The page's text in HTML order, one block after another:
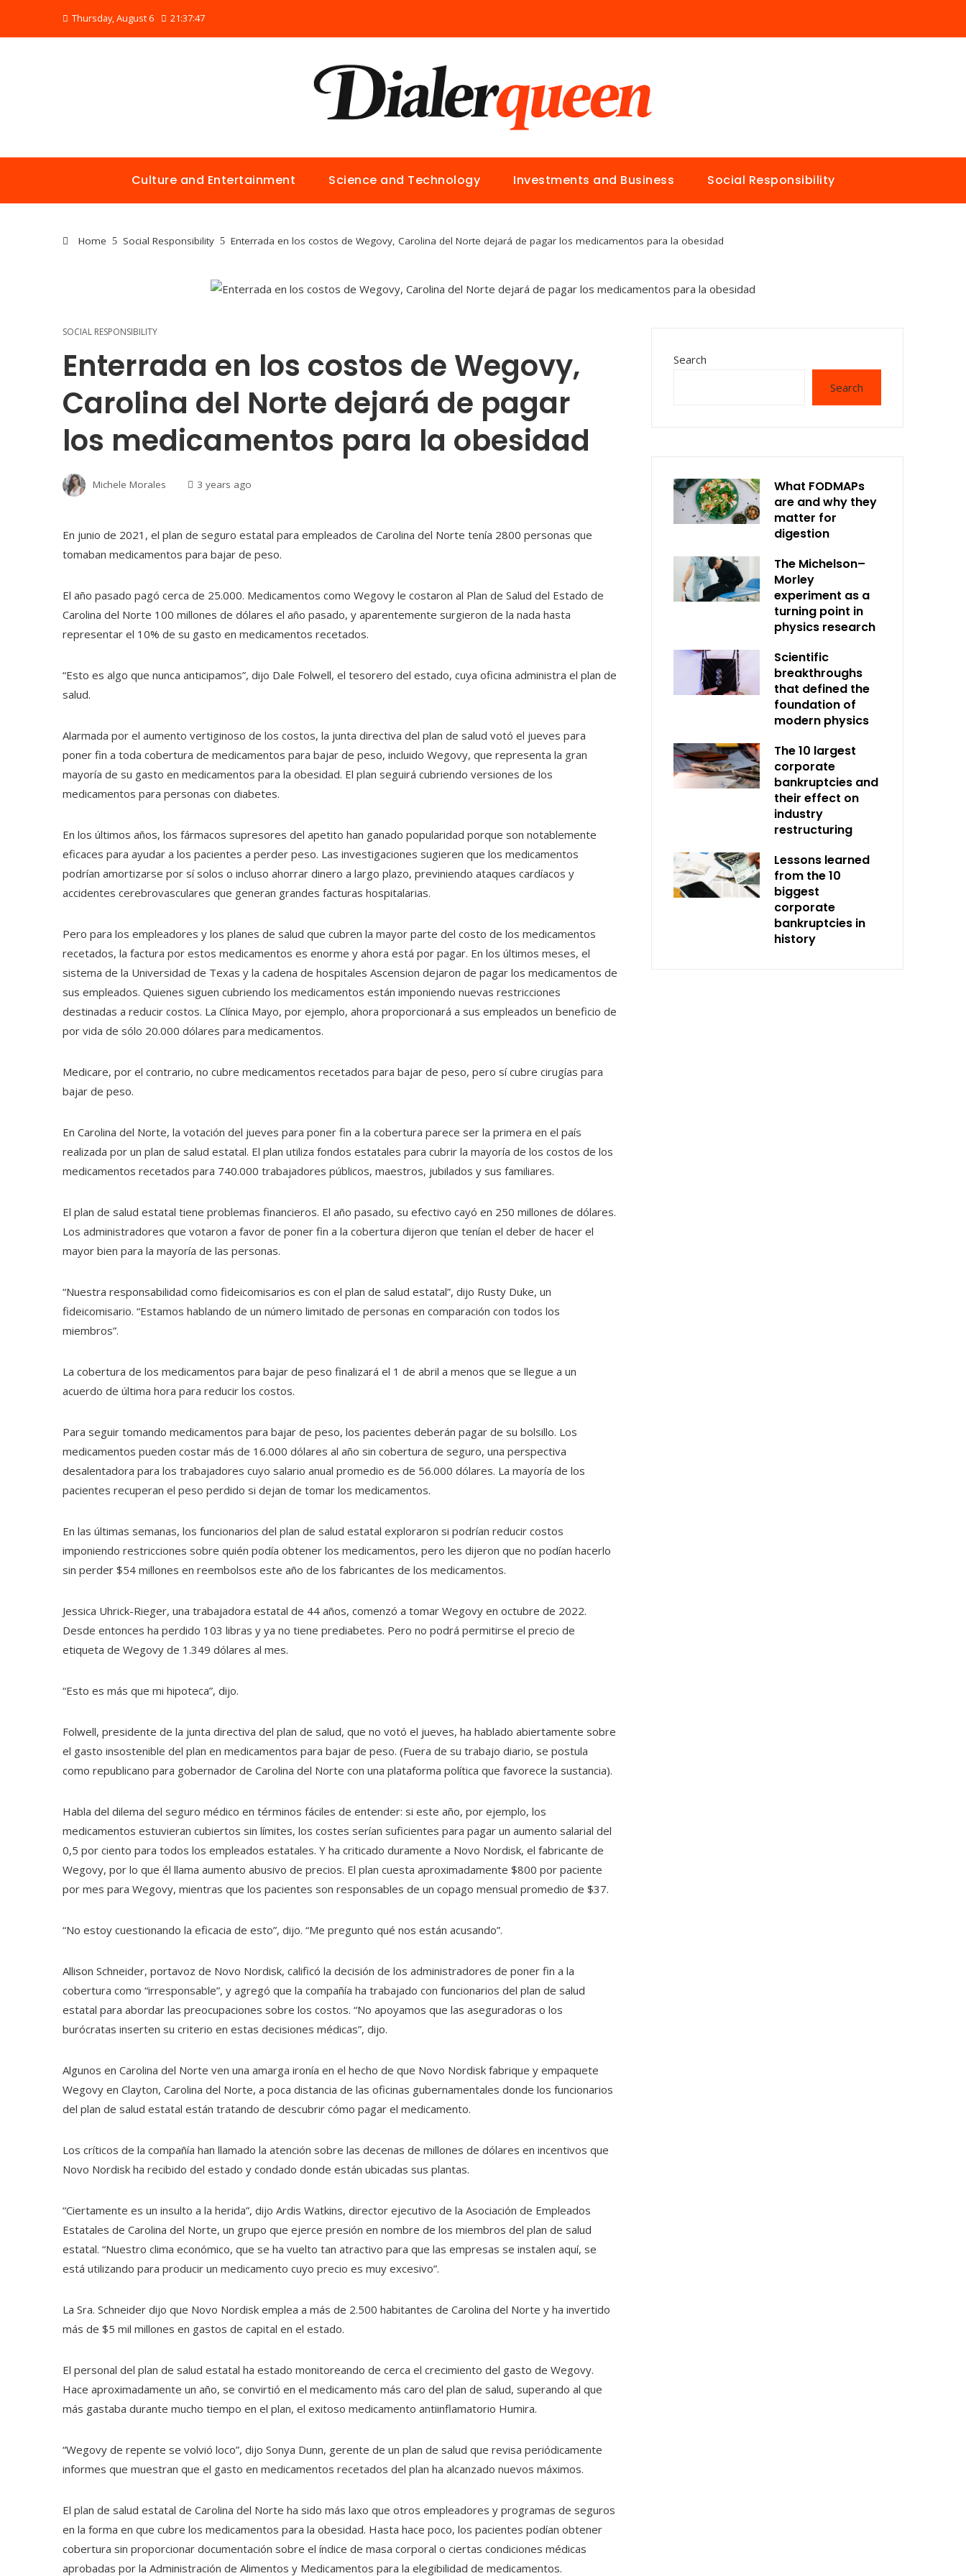
Thursday, August 6 21:37:48
Culture and Entertainment Science and Technology Investments and Business Social Responsibility
Home Social Responsibility Enterrada en los costos de Wegovy, Carolina del Norte dejará de pagar los medicamentos para la obesidad
SOCIAL RESPONSIBILITY
Enterrada en los costos de Wegovy,
Carolina del Norte dejará de pagar
los medicamentos para la obesidad
Michele Morales 3 years ago
En junio de 2021, el plan de seguro estatal para empleados de Carolina del Norte tenía 2800 personas que
tomaban medicamentos para bajar de peso.
El año pasado pagó cerca de 25.000. Medicamentos como Wegovy le costaron al Plan de Salud del Estado de
Carolina del Norte 100 millones de dólares el año pasado, y aparentemente surgieron de la nada hasta
representar el 10% de su gasto en medicamentos recetados.
“Esto es algo que nunca anticipamos”, dijo Dale Folwell, el tesorero del estado, cuya oficina administra el plan de
salud.
Alarmada por el aumento vertiginoso de los costos, la junta directiva del plan de salud votó el jueves para
poner fin a toda cobertura de medicamentos para bajar de peso, incluido Wegovy, que representa la gran
mayoría de su gasto en medicamentos para la obesidad. El plan seguirá cubriendo versiones de los
medicamentos para personas con diabetes.
En los últimos años, los fármacos supresores del apetito han ganado popularidad porque son notablemente
eficaces para ayudar a los pacientes a perder peso. Las investigaciones sugieren que los medicamentos
podrían amortizarse por sí solos o incluso ahorrar dinero a largo plazo, previniendo ataques cardíacos y
accidentes cerebrovasculares que generan grandes facturas hospitalarias.
Pero para los empleadores y los planes de salud que cubren la mayor parte del costo de los medicamentos
recetados, la factura por estos medicamentos es enorme y ahora está por pagar. En los últimos meses, el
sistema de la Universidad de Texas y la cadena de hospitales Ascension dejaron de pagar los medicamentos de
sus empleados. Quienes siguen cubriendo los medicamentos están imponiendo nuevas restricciones
destinadas a reducir costos. La Clínica Mayo, por ejemplo, ahora proporcionará a sus empleados un beneficio de
por vida de sólo 20.000 dólares para medicamentos.
Medicare, por el contrario, no cubre medicamentos recetados para bajar de peso, pero sí cubre cirugías para
bajar de peso.
En Carolina del Norte, la votación del jueves para poner fin a la cobertura parece ser la primera en el país
realizada por un plan de salud estatal. El plan utiliza fondos estatales para cubrir la mayoría de los costos de los
medicamentos recetados para 740.000 trabajadores públicos, maestros, jubilados y sus familiares.
El plan de salud estatal tiene problemas financieros. El año pasado, su efectivo cayó en 250 millones de dólares.
Los administradores que votaron a favor de poner fin a la cobertura dijeron que tenían el deber de hacer el
mayor bien para la mayoría de las personas.
“Nuestra responsabilidad como fideicomisarios es con el plan de salud estatal”, dijo Rusty Duke, un
fideicomisario. “Estamos hablando de un número limitado de personas en comparación con todos los
miembros”.
La cobertura de los medicamentos para bajar de peso finalizará el 1 de abril a menos que se llegue a un
acuerdo de última hora para reducir los costos.
Para seguir tomando medicamentos para bajar de peso, los pacientes deberán pagar de su bolsillo. Los
medicamentos pueden costar más de 16.000 dólares al año sin cobertura de seguro, una perspectiva
desalentadora para los trabajadores cuyo salario anual promedio es de 56.000 dólares. La mayoría de los
pacientes recuperan el peso perdido si dejan de tomar los medicamentos.
En las últimas semanas, los funcionarios del plan de salud estatal exploraron si podrían reducir costos
imponiendo restricciones sobre quién podía obtener los medicamentos, pero les dijeron que no podían hacerlo
sin perder $54 millones en reembolsos este año de los fabricantes de los medicamentos.
Jessica Uhrick-Rieger, una trabajadora estatal de 44 años, comenzó a tomar Wegovy en octubre de 2022.
Desde entonces ha perdido 103 libras y ya no tiene prediabetes. Pero no podrá permitirse el precio de
etiqueta de Wegovy de 1.349 dólares al mes.
“Esto es más que mi hipoteca”, dijo.
Folwell, presidente de la junta directiva del plan de salud, que no votó el jueves, ha hablado abiertamente sobre
el gasto insostenible del plan en medicamentos para bajar de peso. (Fuera de su trabajo diario, se postula
como republicano para gobernador de Carolina del Norte con una plataforma política que favorece la sustancia).
Habla del dilema del seguro médico en términos fáciles de entender: si este año, por ejemplo, los
medicamentos estuvieran cubiertos sin límites, los costes serían suficientes para pagar un aumento salarial del
0,5 por ciento para todos los empleados estatales. Y ha criticado duramente a Novo Nordisk, el fabricante de
Wegovy, por lo que él llama aumento abusivo de precios. El plan cuesta aproximadamente $800 por paciente
por mes para Wegovy, mientras que los pacientes son responsables de un copago mensual promedio de $37.
“No estoy cuestionando la eficacia de esto”, dijo. “Me pregunto qué nos están acusando”.
Allison Schneider, portavoz de Novo Nordisk, calificó la decisión de los administradores de poner fin a la
cobertura como “irresponsable”, y agregó que la compañía ha trabajado con funcionarios del plan de salud
estatal para abordar las preocupaciones sobre los costos. “No apoyamos que las aseguradoras o los
burócratas inserten su criterio en estas decisiones médicas”, dijo.
Algunos en Carolina del Norte ven una amarga ironía en el hecho de que Novo Nordisk fabrique y empaquete
Wegovy en Clayton, Carolina del Norte, a poca distancia de las oficinas gubernamentales donde los funcionarios
del plan de salud estatal están tratando de descubrir cómo pagar el medicamento.
Los críticos de la compañía han llamado la atención sobre las decenas de millones de dólares en incentivos que
Novo Nordisk ha recibido del estado y condado donde están ubicadas sus plantas.
“Ciertamente es un insulto a la herida”, dijo Ardis Watkins, director ejecutivo de la Asociación de Empleados
Estatales de Carolina del Norte, un grupo que ejerce presión en nombre de los miembros del plan de salud
estatal. “Nuestro clima económico, que se ha vuelto tan atractivo para que las empresas se instalen aquí, se
está utilizando para producir un medicamento cuyo precio es muy excesivo”.
La Sra. Schneider dijo que Novo Nordisk emplea a más de 2.500 habitantes de Carolina del Norte y ha invertido
más de $5 mil millones en gastos de capital en el estado.
El personal del plan de salud estatal ha estado monitoreando de cerca el crecimiento del gasto de Wegovy.
Hace aproximadamente un año, se convirtió en el medicamento más caro del plan de salud, superando al que
más gastaba durante mucho tiempo en el plan, el exitoso medicamento antiinflamatorio Humira.
“Wegovy de repente se volvió loco”, dijo Sonya Dunn, gerente de un plan de salud que revisa periódicamente
informes que muestran que el gasto en medicamentos recetados del plan ha alcanzado nuevos máximos.
El plan de salud estatal de Carolina del Norte ha sido más laxo que otros empleadores y programas de seguros
en la forma en que cubre los medicamentos para la obesidad. Hasta hace poco, los pacientes podían obtener
cobertura sin proporcionar documentación sobre el índice de masa corporal o ciertas condiciones médicas
aprobadas por la Administración de Alimentos y Medicamentos para la elegibilidad de medicamentos.
Search
Search
What FODMAPs
are and why they
matter for
digestion
The Michelson–
Morley
experiment as a
turning point in
physics research
Scientific
breakthroughs
that defined the
foundation of
modern physics
The 10 largest
corporate
bankruptcies and
their effect on
industry
restructuring
Lessons learned
from the 10
biggest
corporate
bankruptcies in
history